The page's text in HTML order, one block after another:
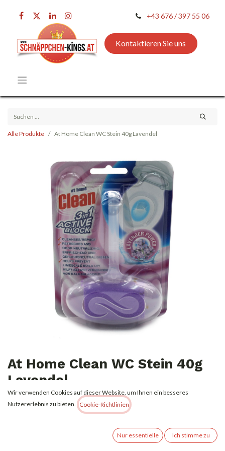
+43 676 / 397 55 06
Kontaktieren Sie uns
Alle Produkte At Home Clean WC Stein 40g Lavendel
At Home Clean WC Stein 40g
Lavendel
0,62€ Alle Preise inkl. MwSt.zzgl. Versandkosten
Wir verwenden Cookies auf dieser Website, um Ihnen ein besseres
Nutzererlebnis zu bieten.
Cookie-Richtlinien
Nur essentielle Ich stimme zu